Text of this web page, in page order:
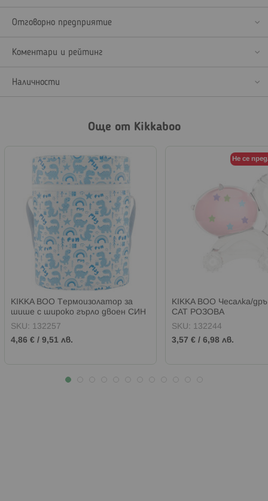
Отговорно предприятие
Коментари и рейтинг
Наличности
Още от Kikkaboo
KIKKA BOO Термоизолатор за
шише с широко гърло двоен СИН
SKU: 132257
4,86 € / 9,51 лв.
Не се
KIKKA BOO Чесалка/
CAT РОЗОВА
SKU: 132244
3,57 € / 6,98 лв.